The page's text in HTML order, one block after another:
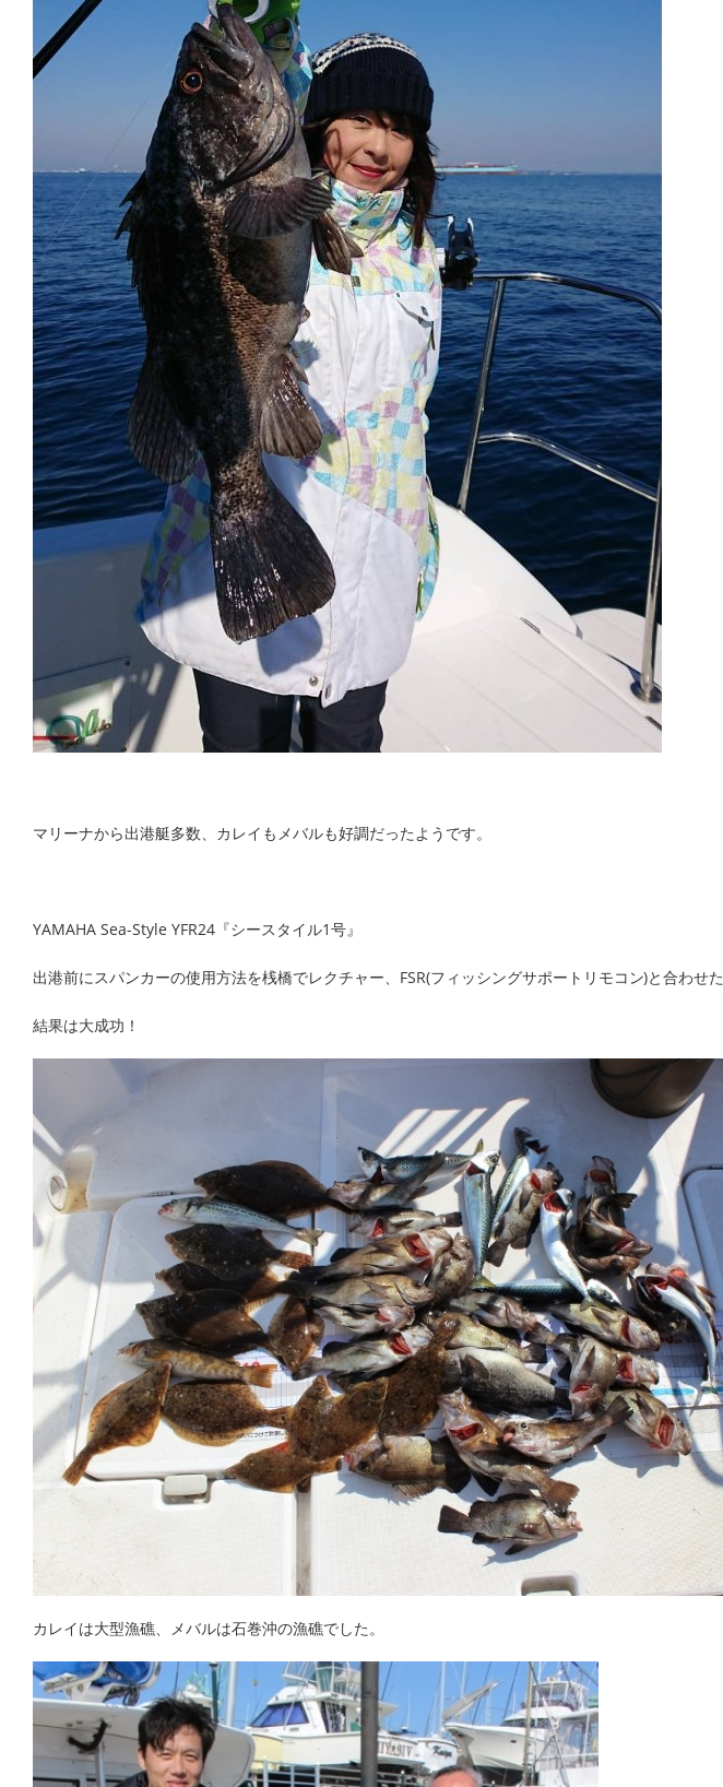
マリーナから出港艇多数、カレイもメバルも好調だったようです。
YAMAHA Sea-Style YFR24『シースタイル1号』
出港前にスパンカーの使用方法を桟橋でレクチャー、FSR(フィッシングサポートリモコン)と合わせ
結果は大成功！
カレイは大型漁礁、メバルは石巻沖の漁礁でした。